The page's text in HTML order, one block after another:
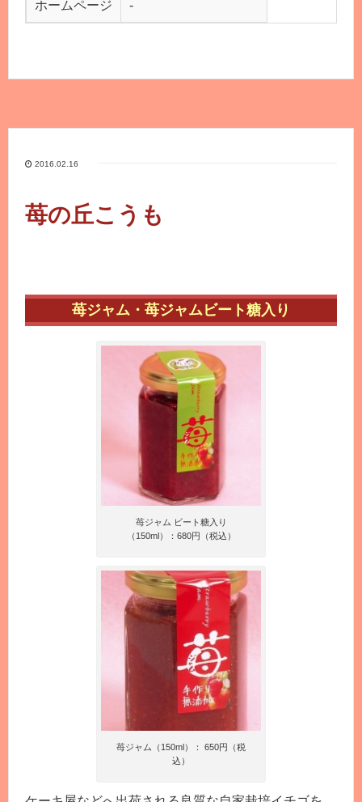
ホームページ -
2016.02.16
苺の丘こうも
苺ジャム・苺ジャムビート糖入り
苺ジャム ビート糖入り
（150ml）：680円（税込）
苺ジャム（150ml）： 650円（税
込）